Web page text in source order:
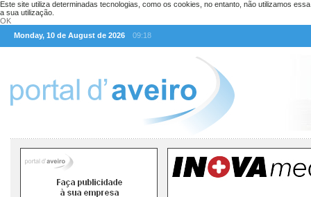
Este site utiliza determinadas tecnologias, como os cookies, no entanto, não utilizamos
a sua utilização.
OK
Monday, 10 de August de 2026
09:18